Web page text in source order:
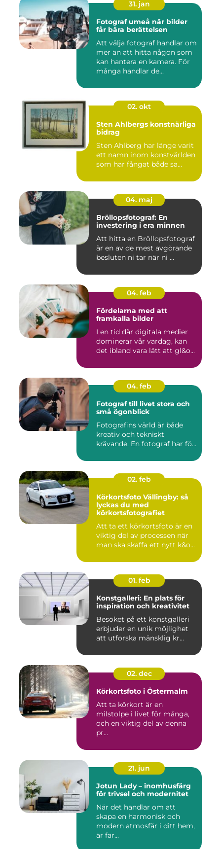
31. jan
Fotograf umeå när bilder
får bära berättelsen
Att välja fotograf handlar om
mer än att hitta någon som
kan hantera en kamera. För
många handlar de...
02. okt
Sten Ahlbergs konstnärliga
bidrag
Sten Ahlberg har länge varit
ett namn inom konstvärlden
som har fångat både sa...
04. maj
Bröllopsfotograf: En
investering i era minnen
Att hitta en Bröllopsfotograf
är en av de mest avgörande
besluten ni tar när ni ...
04. feb
Fördelarna med att
framkalla bilder
I en tid där digitala medier
dominerar vår vardag, kan
det ibland vara lätt att gl&o...
04. feb
Fotograf till livet stora och
små ögonblick
Fotografins värld är både
kreativ och tekniskt
krävande. En fotograf har fö...
02. feb
Körkortsfoto Vällingby: så
lyckas du med
körkortsfotografiet
Att ta ett körkortsfoto är en
viktig del av processen när
man ska skaffa ett nytt k&o...
01. feb
Konstgalleri: En plats för
inspiration och kreativitet
Besöket på ett konstgalleri
erbjuder en unik möjlighet
att utforska mänsklig kr...
02. dec
Körkortsfoto i Östermalm
Att ta körkort är en
milstolpe i livet för många,
och en viktig del av denna
pr...
21. jun
Jotun Lady – inomhusfärg
för trivsel och modernitet
När det handlar om att
skapa en harmonisk och
modern atmosfär i ditt hem,
är fär...